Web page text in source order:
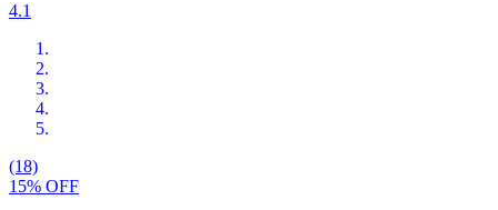
4.1
(18)
15% OFF